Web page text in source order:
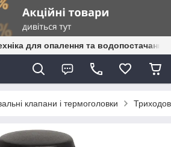
для опалення та водопостачання
клапани і термоголовки